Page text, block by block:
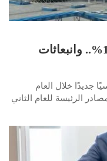
استهلاك الطاقة عالميًا يرتفع 1.7%.. وانبعاثات
جديدًا خلال العام
المصادر الرئيسة للعام الثاني